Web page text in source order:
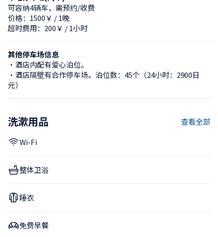
可容纳4辆车，需预约/收费
价格：1500￥ / 1晚
超时费用：200￥ / 1小时
其他停车场信息
・酒店内配有爱心泊位。
・酒店隔壁有合作停车场。泊位数：45个（24小时：2900日
元）
洗漱用品 查看全部
Wi-Fi
整体卫浴
睡衣
免费早餐